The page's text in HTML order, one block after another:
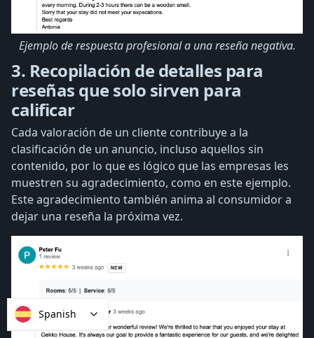
Ejemplo de respuesta profesional a una reseña negativa.
3. Recopilación de detalles para
reseñas que solo sirven para
calificar
Cada valoración de un cliente contribuye a la
clasificación de un anuncio, incluso aquellos sin
contenido, por lo que es lógico que las empresas les
muestren su agradecimiento, como en este ejemplo.
Este agradecimiento también anima al consumidor a
dejar una reseña la próxima vez.
Spanish